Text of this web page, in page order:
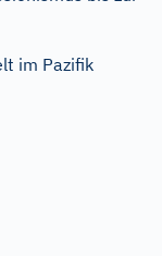
im Pazifik